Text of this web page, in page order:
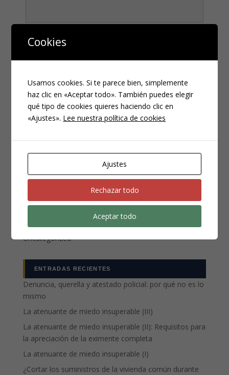
Teléfono
Compliance
Penal
Uncategorized
ENTRADAS RECIENTES
Denuncia, querella y atestado policial: por qué no es lo
mismo
La atenuante de miedo insuperable (III)
La atenuante de miedo insuperable (II): Requisitos para
la apreciación de la eximente completa
La atenuante de miedo insuperable (I)
¿Cortar los suministros de la vivienda común durante
Cookies
Usamos cookies. Si te parece bien, simplemente
haz clic en «Aceptar todo». También puedes elegir
qué tipo de cookies quieres haciendo clic en
«Ajustes». Lee nuestra política de cookies
Ajustes
Rechazar todo
Aceptar todo